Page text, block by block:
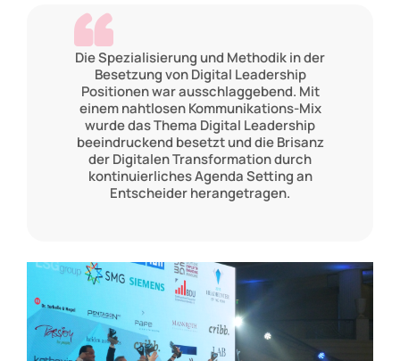
Die Spezialisierung und Methodik in der
Besetzung von Digital Leadership
Positionen war ausschlaggebend. Mit
einem nahtlosen Kommunikations-Mix
wurde das Thema Digital Leadership
beeindruckend besetzt und die Brisanz
der Digitalen Transformation durch
kontinuierliches Agenda Setting an
Entscheider herangetragen.